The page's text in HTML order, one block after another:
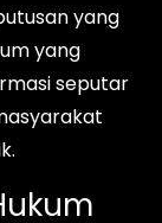
yang
yang
seputar